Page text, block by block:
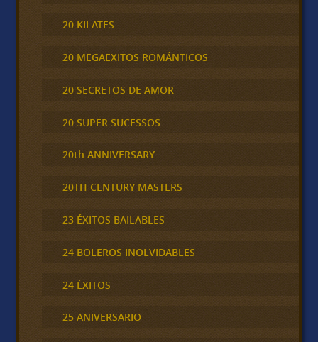
20 KILATES
20 MEGAEXITOS ROMÁNTICOS
20 SECRETOS DE AMOR
20 SUPER SUCESSOS
20th ANNIVERSARY
20TH CENTURY MASTERS
23 ÉXITOS BAILABLES
24 BOLEROS INOLVIDABLES
24 ÉXITOS
25 ANIVERSARIO